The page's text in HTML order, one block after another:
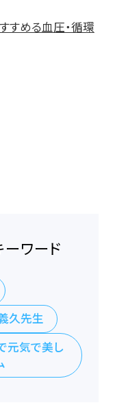
すめる血圧・循環
ワード
久先生
元気で美し